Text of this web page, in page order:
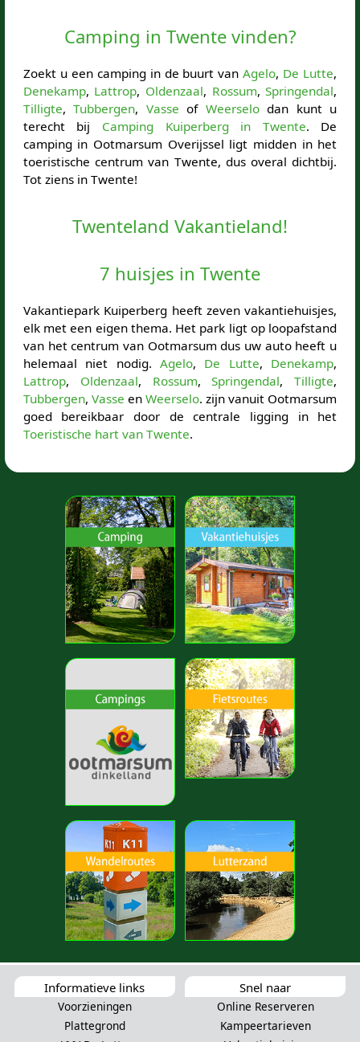
Camping in Twente vinden?
Zoekt u een camping in de buurt vanAgelo, De Lutte,
Denekamp, Lattrop, Oldenzaal, Rossum,Springendal,
Tilligte,Tubbergen, Vasse of Weerselodan kunt u
terecht bij Camping Kuiperberg in Twente. De
camping in Ootmarsum Overijssel ligt midden in het
toeristische centrum van Twente, dus overal dichtbij.
Tot ziens in Twente!
Twenteland Vakantieland!
7 huisjes in Twente
Vakantiepark Kuiperberg heeft zeven vakantiehuisjes,
elk met een eigen thema. Het park ligt op loopafstand
van het centrum van Ootmarsum dus uw auto heeft u
helemaal niet nodig. Agelo, De Lutte, Denekamp,
Lattrop, Oldenzaal, Rossum,Springendal,Tilligte,
Tubbergen, Vasse en Weerselo. zijn vanuit Ootmarsum
goed bereikbaar door de centrale ligging in het
Toeristische hart van Twente.
Informatieve links
Voorzieningen
Plattegrond
Snel naar
Online Reserveren
Kampeertarieven